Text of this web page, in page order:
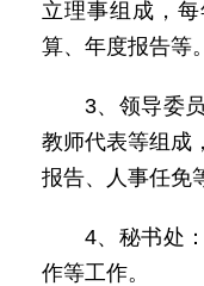
立理事组成，
算、年度报告等。
3、领导委
教师代表等组成
报告、人事任免
4、秘书处
作等工作。